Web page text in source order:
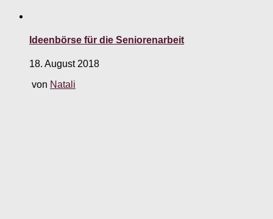
Ideenbörse für die Seniorenarbeit
18. August 2018
von Natali